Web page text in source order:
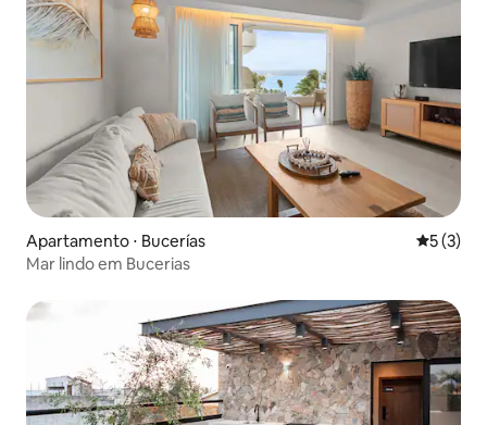
Apartamento ⋅ Bucerías 5 de
5 (3)
Mar lindo em Bucerias